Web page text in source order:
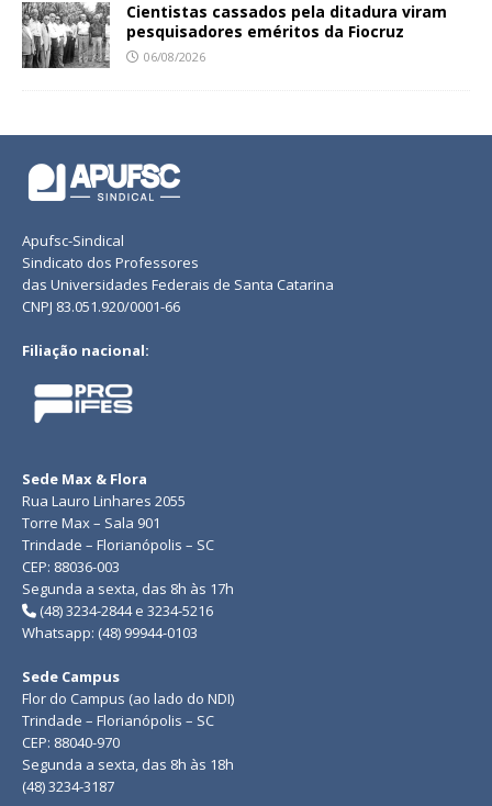
Cientistas cassados pela ditadura viram
pesquisadores eméritos da Fiocruz
06/08/2026
Apufsc-Sindical
Sindicato dos Professores
das Universidades Federais de Santa Catarina
CNPJ 83.051.920/0001-66
Filiação nacional:
Sede Max & Flora
Rua Lauro Linhares 2055
Torre Max – Sala 901
Trindade – Florianópolis – SC
CEP: 88036-003
Segunda a sexta, das 8h às 17h
(48) 3234-2844 e 3234-5216
Whatsapp: (48) 99944-0103
Sede Campus
Flor do Campus (ao lado do NDI)
Trindade – Florianópolis – SC
CEP: 88040-970
Segunda a sexta, das 8h às 18h
(48) 3234-3187